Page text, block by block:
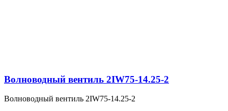
Волноводный вентиль 2IW75-14.25-2
Волноводный вентиль 2IW75-14.25-2